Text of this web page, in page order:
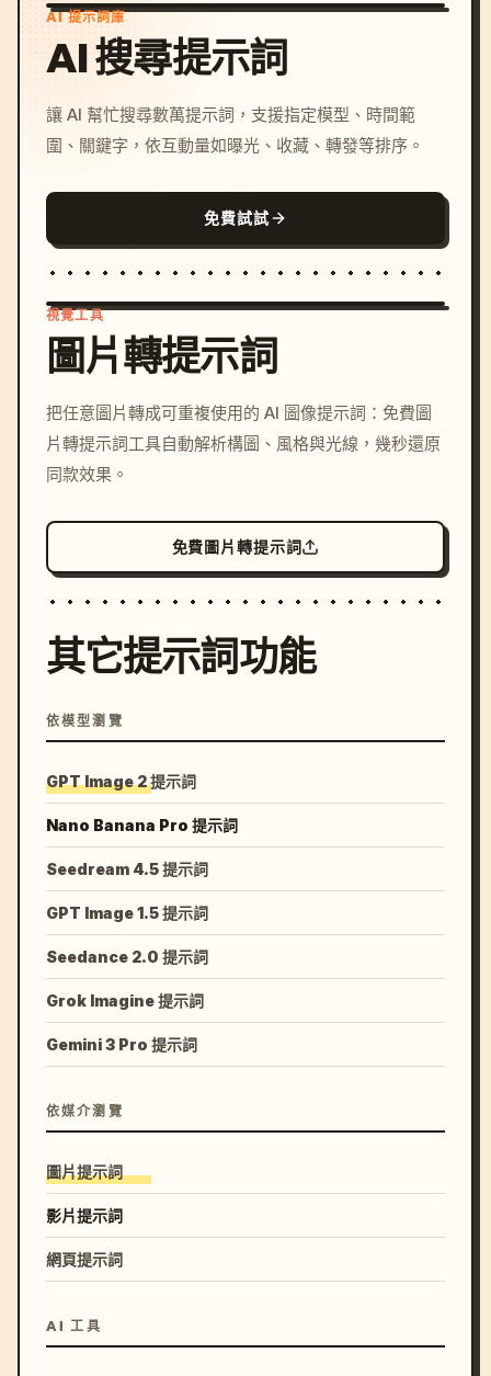
AI 提示詞庫
AI 搜尋提示詞
讓 AI 幫忙搜尋數萬提示詞，支援指定模型、時間範
圍、關鍵字，依互動量如曝光、收藏、轉發等排序。
免費試試
c, cyberpunk sunset, neon
colors, 8k --v 6.0
視覺工具
圖片轉提示詞
把任意圖片轉成可重複使用的 AI 圖像提示詞：免費圖
片轉提示詞工具自動解析構圖、風格與光線，幾秒還原
同款效果。
免費圖片轉提示詞
其它提示詞功能
依模型瀏覽
GPT Image 2 提示詞
Nano Banana Pro 提示詞
Seedream 4.5 提示詞
GPT Image 1.5 提示詞
Seedance 2.0 提示詞
Grok Imagine 提示詞
Gemini 3 Pro 提示詞
依媒介瀏覽
圖片提示詞
影片提示詞
網頁提示詞
AI 工具